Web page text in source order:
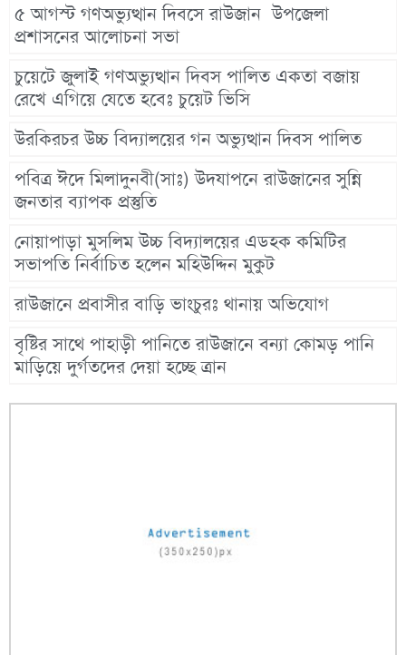
৫ আগস্ট গণঅভ্যুত্থান দিবসে রাউজান উপজেলা
প্রশাসনের আলোচনা সভা
চুয়েটে জুলাই গণঅভ্যুত্থান দিবস পালিত একতা বজায়
রেখে এগিয়ে যেতে হবেঃ চুয়েট ভিসি
উরকিরচর উচ্চ বিদ্যালয়ের গন অভ্যুত্থান দিবস পালিত
পবিত্র ঈদে মিলাদুনবী(সাঃ) উদযাপনে রাউজানের সুন্নি
জনতার ব্যাপক প্রস্তুতি
নোয়াপাড়া মুসলিম উচ্চ বিদ্যালয়ের এডহক কমিটির
সভাপতি নির্বাচিত হলেন মহিউদ্দিন মুকুট
রাউজানে প্রবাসীর বাড়ি ভাংচুরঃ থানায় অভিযোগ
বৃষ্টির সাথে পাহাড়ী পানিতে রাউজানে বন্যা কোমড় পানি
মাড়িয়ে দুর্গতদের দেয়া হচ্ছে ত্রান